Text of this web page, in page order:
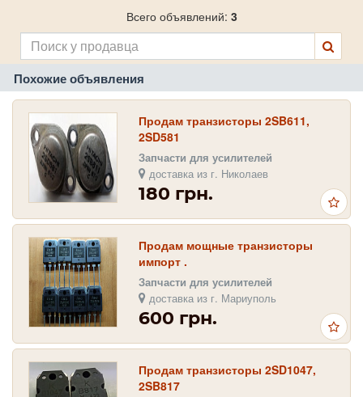
Всего объявлений: 3
Похожие объявления
Продам транзисторы 2SB611,
2SD581
Запчасти для усилителей
доставка из г. Николаев
180 грн.
Продам мощные транзисторы
импорт .
Запчасти для усилителей
доставка из г. Мариуполь
600 грн.
Продам транзисторы 2SD1047,
2SB817